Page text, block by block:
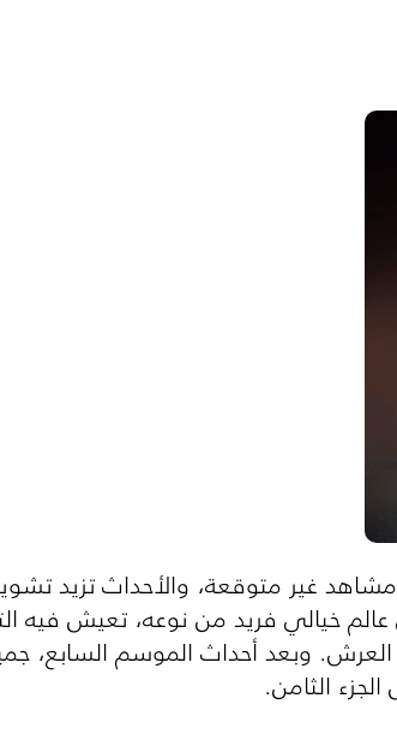
غير متوقعة، والأحداث تزيد
خيالي فريد من نوعه، تعيش فيه
وبعد أحداث الموسم السابع،
الثامن.